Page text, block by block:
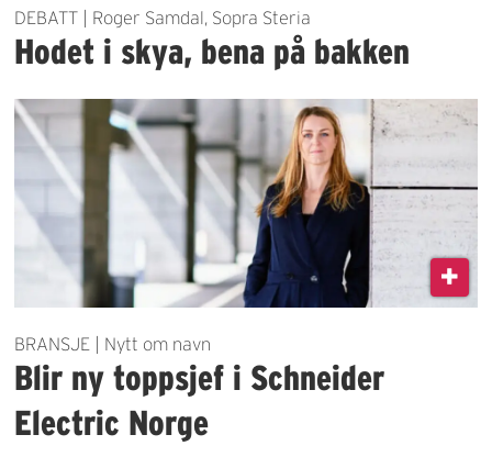
DEBATT | Roger Samdal, Sopra Steria
Hodet i skya, bena på bakken
BRANSJE | Nytt om navn
Blir ny toppsjef i Schneider
Electric Norge